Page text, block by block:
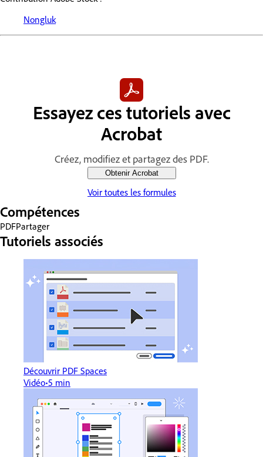
Nongluk
Essayez ces tutoriels avec
Acrobat
Créez, modifiez et partagez des PDF.
Obtenir Acrobat
Voir toutes les formules
Compétences
PDFPartager
Tutoriels associés
Découvrir PDF Spaces
Vidéo 5 min